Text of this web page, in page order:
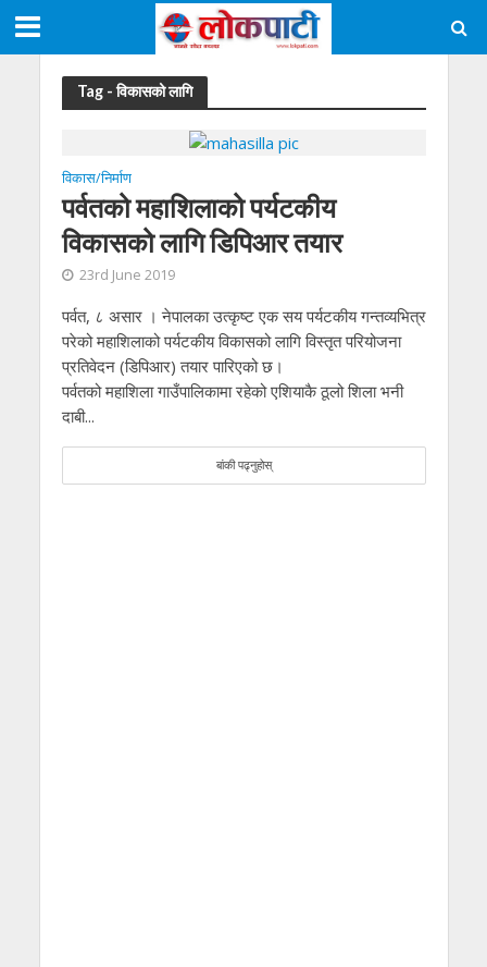
Tag - विकासको लागि
विकास/निर्माण
पर्वतको महाशिलाको पर्यटकीय
विकासको लागि डिपिआर तयार
23rd June 2019
पर्वत, ८ असार । नेपालका उत्कृष्ट एक सय पर्यटकीय गन्तव्यभित्र
परेको महाशिलाको पर्यटकीय विकासको लागि विस्तृत परियोजना
प्रतिवेदन (डिपिआर) तयार पारिएको छ।
पर्वतको महाशिला गाउँपालिकामा रहेको एशियाकै ठूलो शिला भनी
दाबी...
बांकी पढ्नुहोस्